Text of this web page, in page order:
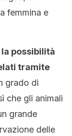
femmina e
la possibilità
tramite
grado di
che gli animali
grande
delle